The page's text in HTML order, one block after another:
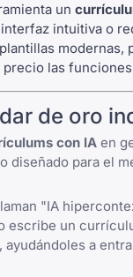
un
interfaz intuitiva o
precio las
de oro
con IA en
para el
"IA
escribe un
a